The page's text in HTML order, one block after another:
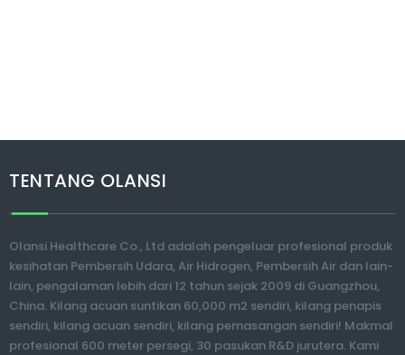
TENTANG OLANSI
Olansi Healthcare Co., Ltd adalah pengeluar profesional produk
kesihatan Pembersih Udara, Air Hidrogen, Pembersih Air dan lain-
lain, pengalaman lebih dari 12 tahun sejak 2009 di Guangzhou,
China. Kilang acuan suntikan 60,000 m2 sendiri, kilang penapis
sendiri, kilang acuan sendiri, kilang pemasangan sendiri! Makmal
profesional 600 meter persegi, 30 pasukan R&D jurutera. Kami